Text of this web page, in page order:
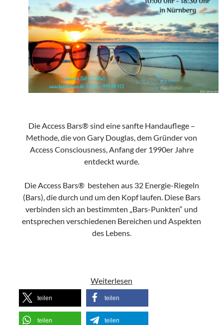
Die Access Bars® sind eine sanfte Handauflege –
Methode, die von Gary Douglas, dem Gründer von
Access Consciousness, Anfang der 1990er Jahre
entdeckt wurde.
Die Access Bars® bestehen aus 32 Energie-Riegeln
(Bars), die durch und um den Kopf laufen. Diese Bars
verbinden sich an bestimmten „Bars-Punkten“ und
entsprechen verschiedenen Bereichen und Aspekten
des Lebens.
Weiterlesen
Bars®
teilen teilen
teilen teilen